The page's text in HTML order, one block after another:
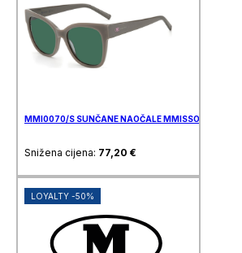
MMI0070/S SUNČANE NAOČALE MMISSONI
Snižena cijena: 77,20 €
LOYALTY -50%